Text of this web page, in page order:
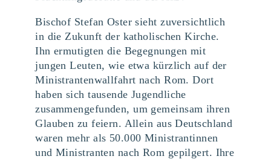
Bischof Stefan Oster sieht zuversichtlich
in die Zukunft der katholischen Kirche.
Ihn ermutigten die Begegnungen mit
jungen Leuten, wie etwa kürzlich auf der
Ministrantenwallfahrt nach Rom. Dort
haben sich tausende Jugendliche
zusammengefunden, um gemeinsam ihren
Glauben zu feiern. Allein aus Deutschland
waren mehr als 50.000 Ministrantinnen
und Ministranten nach Rom gepilgert. Ihre